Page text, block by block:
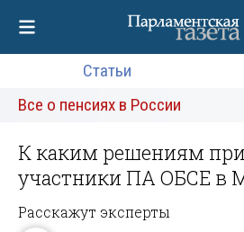
Статьи
Все о пенсиях в России
К каким решениям
участники ПА ОБСЕ в
Расскажут эксперты